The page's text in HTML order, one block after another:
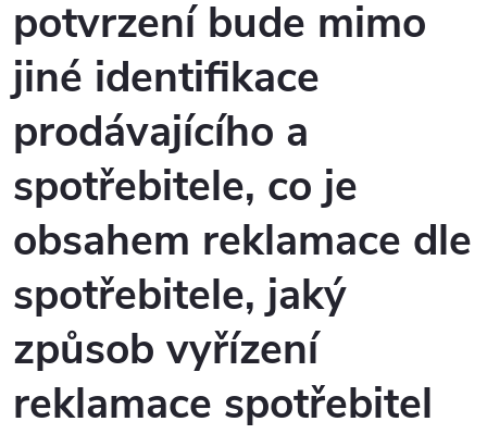
potvrzení bude mimo
jiné identifikace
prodávajícího a
spotřebitele, co je
obsahem reklamace dle
spotřebitele, jaký
způsob vyřízení
reklamace spotřebitel